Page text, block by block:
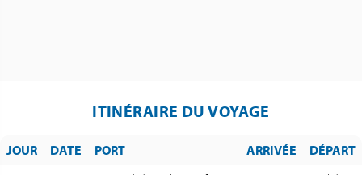
ITINÉRAIRE DU VOYAGE
JOUR DATE PORT ARRIVÉE DÉPART